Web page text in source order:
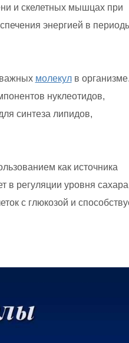
и скелетных мышцах при
энергией в
важных молекулв
нуклеотидов,
синтеза липидов,
как источника
в регуляции уровня
с глюкозой и